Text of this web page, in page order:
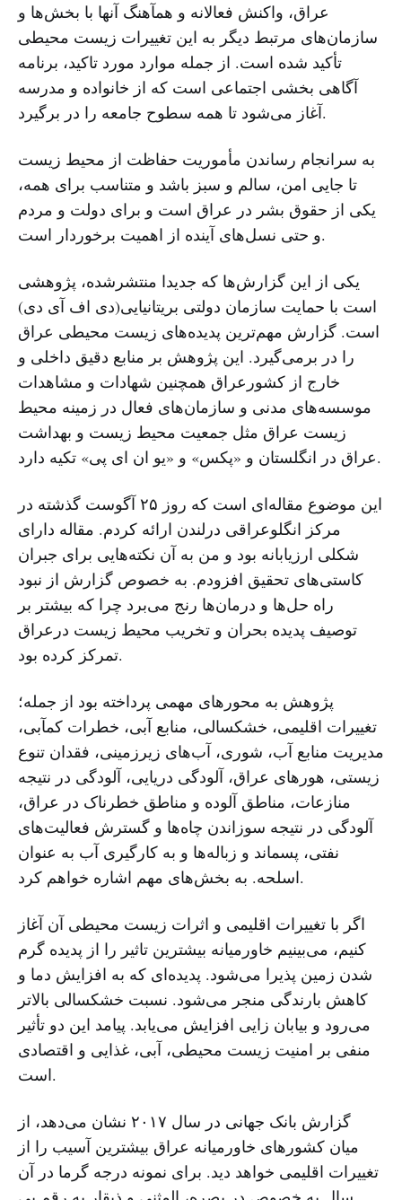
عراق، واکنش فعالانه و همآهنگ آنها با بخش‌ها و
سازمان‌های مرتبط دیگر به این تغییرات زیست محیطی
تأکید شده است. از جمله موارد مورد تاکید، برنامه
آگاهی بخشی اجتماعی است که از خانواده و مدرسه
آغاز می‌شود تا همه سطوح جامعه را در برگیرد.
به سرانجام رساندن مأموریت حفاظت از محیط زیست
تا جایی امن، سالم و سبز باشد و متناسب برای همه،
یکی از حقوق بشر در عراق است و برای دولت و مردم
و حتی نسل‌های آینده از اهمیت برخوردار است.
یکی از این گزارش‌ها که جدیدا منتشرشده، پژوهشی
است با حمایت سازمان دولتی بریتانیایی(دی اف آی دی)
است. گزارش مهم‌ترین پدیده‌های زیست محیطی عراق
را در برمی‌گیرد. این پژوهش بر منابع دقیق داخلی و
خارج از کشورعراق همچنین شهادات و مشاهدات
موسسه‌های مدنی و سازمان‌های فعال در زمینه محیط
زیست عراق مثل جمعیت محیط زیست و بهداشت
عراق در انگلستان و «پکس» و «یو ان ای پی» تکیه دارد.
این موضوع مقاله‌ای است که روز ۲۵ آگوست گذشته در
مرکز انگلوعراقی درلندن ارائه کردم. مقاله دارای
شکلی ارزیابانه بود و من به آن نکته‌هایی برای جبران
کاستی‌های تحقیق افزودم. به خصوص گزارش از نبود
راه حل‌ها و درمان‌ها رنج می‌برد چرا که بیشتر بر
توصیف پدیده بحران و تخریب محیط زیست درعراق
تمرکز کرده بود.
پژوهش به محورهای مهمی پرداخته بود از جمله؛
تغییرات اقلیمی، خشکسالی، منابع آبی، خطرات کمآبی،
مدیریت منابع آب، شوری، آب‌های زیرزمینی، فقدان تنوع
زیستی، هورهای عراق، آلودگی دریایی، آلودگی در نتیجه
منازعات، مناطق آلوده و مناطق خطرناک در عراق،
آلودگی در نتیجه سوزاندن چاه‌ها و گسترش فعالیت‌های
نفتی، پسماند و زباله‌ها و به کارگیری آب به عنوان
اسلحه. به بخش‌های مهم اشاره خواهم کرد.
اگر با تغییرات اقلیمی و اثرات زیست محیطی آن آغاز
کنیم، می‌بینیم خاورمیانه بیشترین تاثیر را از پدیده گرم
شدن زمین پذیرا می‌شود. پدیده‌ای که به افزایش دما و
کاهش بارندگی منجر می‌شود. نسبت خشکسالی بالاتر
می‌رود و بیابان زایی افزایش می‌یابد. پیامد این دو تأثیر
منفی بر امنیت زیست محیطی، آبی، غذایی و اقتصادی
است.
گزارش بانک جهانی در سال ۲۰۱۷ نشان می‌دهد، از
میان کشورهای خاورمیانه عراق بیشترین آسیب را از
تغییرات اقلیمی خواهد دید. برای نمونه درجه گرما در آن